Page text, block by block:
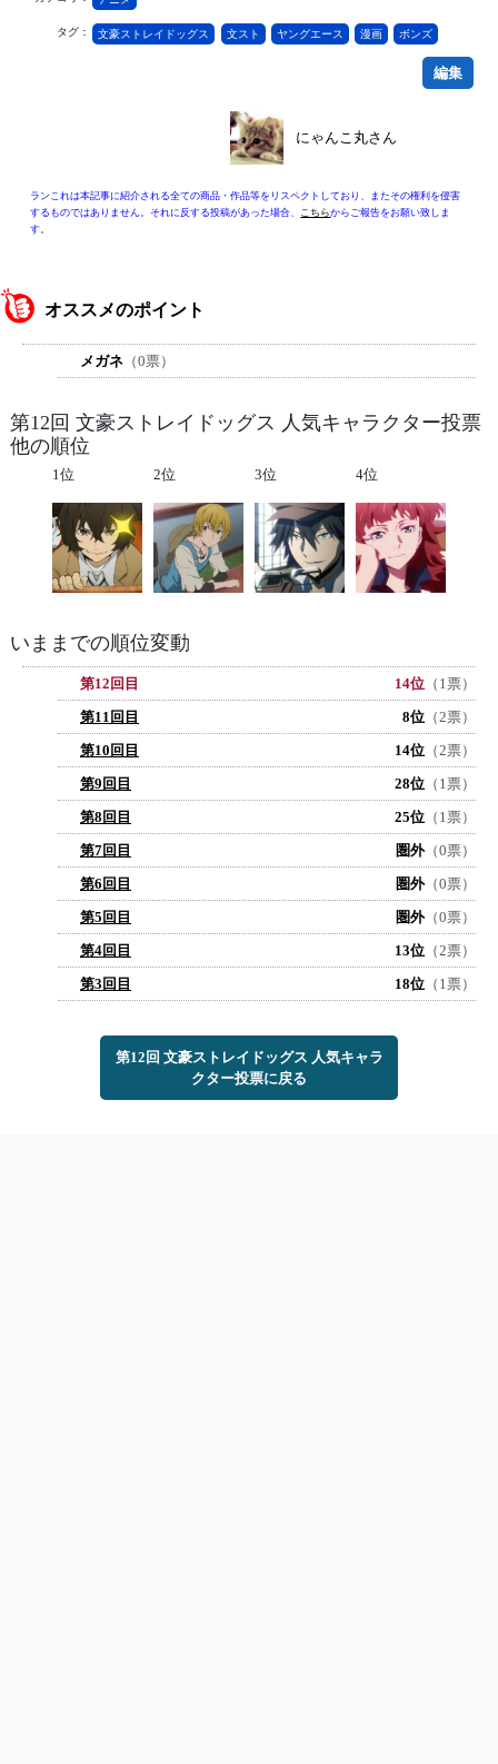
タグ： 文豪ストレイドッグス 文スト ヤングエース 漫画 ボンズ
編集
にゃんこ丸さん
ランこれは本記事に紹介される全ての商品・作品等をリスペクトしており、またその権利を侵害
するものではありません。それに反する投稿があった場合、
こちらからご報告をお願い致しま
す。
オススメのポイント
メガネ （0票）
第12回 文豪ストレイドッグス 人気キャラクター投票
他の順位
1位 2位 3位 4位
いままでの順位変動
第12回目 14位 （1票）
第11回目
8位 （2票）
第10回目
14位 （2票）
第9回目
28位 （1票）
第8回目
25位 （1票）
第7回目
圏外（0票）
第6回目
圏外（0票）
第5回目
圏外（0票）
第4回目
13位 （2票）
第3回目
18位 （1票）
第12回 文豪ストレイドッグス 人気キャラ
クター投票に戻る